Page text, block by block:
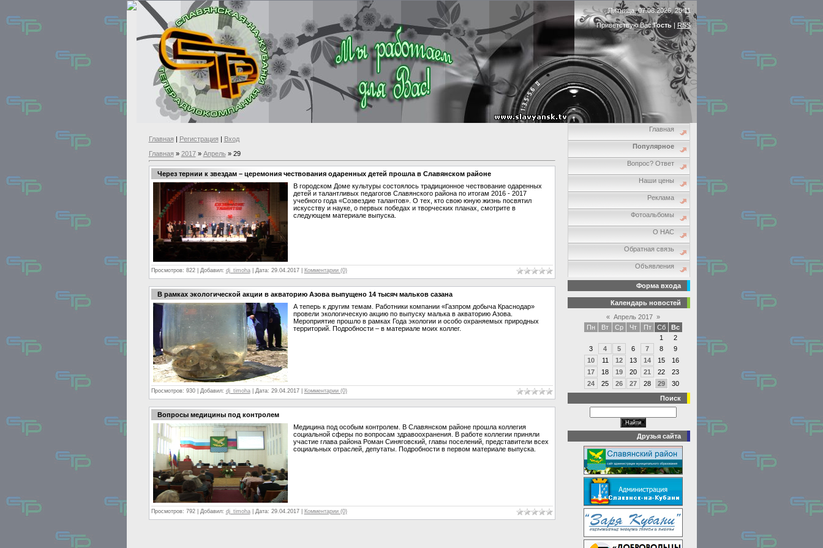
Пятница, 07.08.2026, 20:11
Приветствую ВасГость| RSS
Главная | Регистрация | Вход
Главная » 2017 » Апрель » 29
Через тернии к звездам – церемония чествования одаренных детей прошла в Славянском районе
В городском Доме культуры состоялось традиционное чествование одаренных
детей и талантливых педагогов Славянского района по итогам 2016 - 2017
учебного года «Созвездие талантов». О тех, кто свою юную жизнь посвятил
искусству и науке, о первых победах и творческих планах, смотрите в
следующем материале выпуска.
Просмотров: 822| Добавил: dj_timoha| Дата: 29.04.2017 Комментарии (0)
В рамках экологической акции в акваторию Азова выпущено 14 тысяч мальков сазана
А теперь к другим темам. Работники компании «Газпром добыча Краснодар»
провели экологическую акцию по выпуску малька в акваторию Азова.
Мероприятие прошло в рамках Года экологии и особо охраняемых природных
территорий. Подробности – в материале моих коллег.
Просмотров: 930| Добавил: dj_timoha| Дата: 29.04.2017 Комментарии (0)
Вопросы медицины под контролем
Медицина под особым контролем. В Славянском районе прошла коллегия
социальной сферы по вопросам здравоохранения. В работе коллегии приняли
участие глава района Роман Синяговский, главы поселений, представители всех
социальных отраслей, депутаты. Подробности в первом материале выпуска.
Просмотров: 792| Добавил: dj_timoha| Дата: 29.04.2017 Комментарии (0)
Главная
Популярное
Вопрос? Ответ
Наши цены
Реклама
Фотоальбомы
О НАС
Обратная связь
Объявления
Форма входа
Календарь новостей
« Апрель 2017 »
Пн
Вт Ср Чт Пт Сб
Вс
1
2
3
4 5 6 7 8
9
10
11 12 13 14 15
16
17
18 19 20 21 22
23
24
25 26 27 28 29
30
Поиск
Друзья сайта